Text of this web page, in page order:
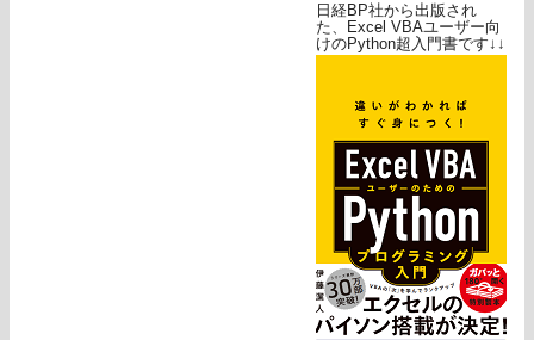
日経BP社から出版され
た、Excel VBAユーザー向
けのPython超入門書です↓↓